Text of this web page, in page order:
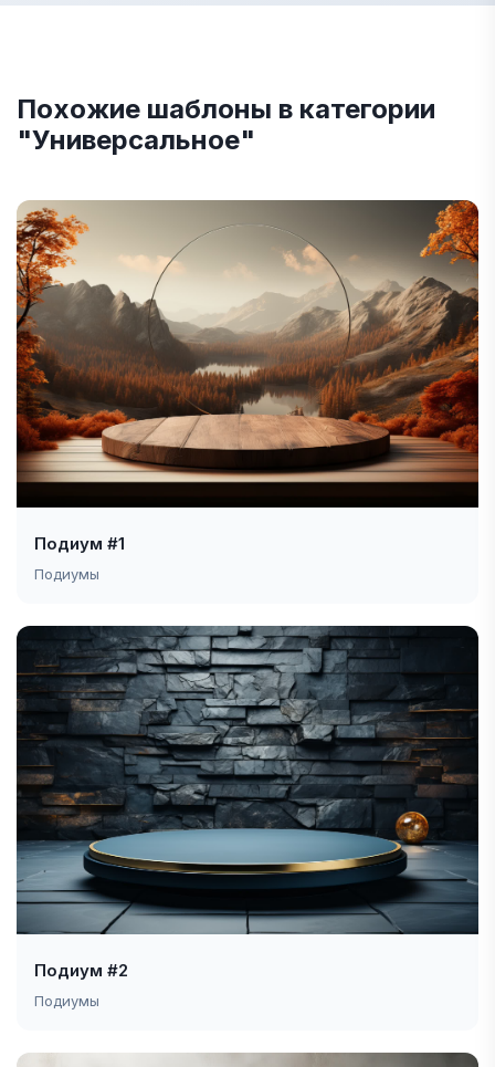
Похожие шаблоны в категории
"Универсальное"
Подиум #1
Подиумы
Подиум #2
Подиумы